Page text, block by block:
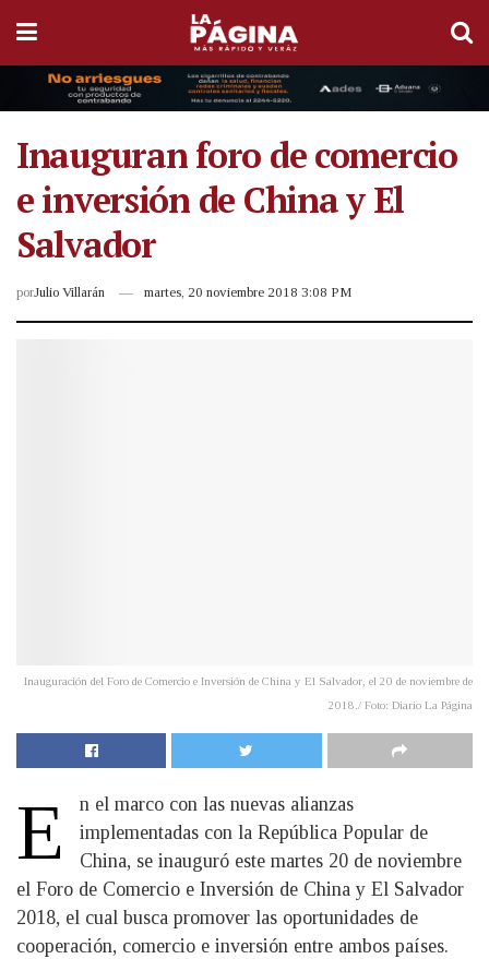
Inauguran foro de comercio
e inversión de China y El
Salvador
porJulio Villarán martes, 20 noviembre 2018 3:08 PM
Inauguración del Foro de Comercio e Inversión de China y El Salvador, el 20 de noviembre de
2018./ Foto: Diario La Página
E
n el marco con las nuevas alianzas
implementadas con la República Popular de
China, se inauguró este martes 20 de noviembre
el Foro de Comercio e Inversión de China y El Salvador
2018, el cual busca promover las oportunidades de
cooperación, comercio e inversión entre ambos países.